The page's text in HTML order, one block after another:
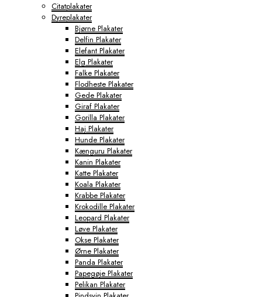
Citatplakater
Dyreplakater
Bjørne Plakater
Delfin Plakater
Elefant Plakater
Elg Plakater
Falke Plakater
Flodheste Plakater
Gede Plakater
Giraf Plakater
Gorilla Plakater
Haj Plakater
Hunde Plakater
Kænguru Plakater
Kanin Plakater
Katte Plakater
Koala Plakater
Krabbe Plakater
Krokodille Plakater
Leopard Plakater
Løve Plakater
Okse Plakater
Ørne Plakater
Panda Plakater
Papegøje Plakater
Pelikan Plakater